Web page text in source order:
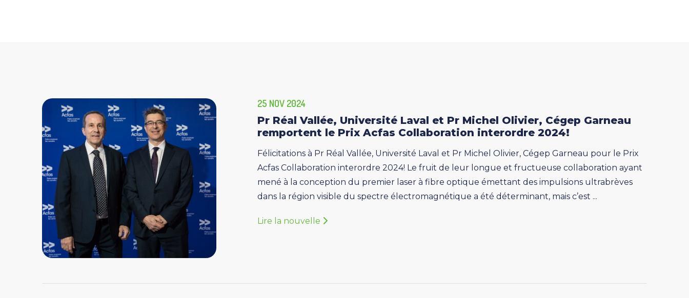
25 NOV 2024
Pr Réal Vallée, Université Laval et Pr Michel Olivier, Cégep Garneau
remportent le Prix Acfas Collaboration interordre 2024!
Félicitations à Pr Réal Vallée, Université Laval et Pr Michel Olivier, Cégep Garneau pour le Prix
Acfas Collaboration interordre 2024! Le fruit de leur longue et fructueuse collaboration ayant
mené à la conception du premier laser à fibre optique émettant des impulsions ultrabrèves
dans la région visible du spectre électromagnétique a été déterminant, mais c’est ...
Lire la nouvelle